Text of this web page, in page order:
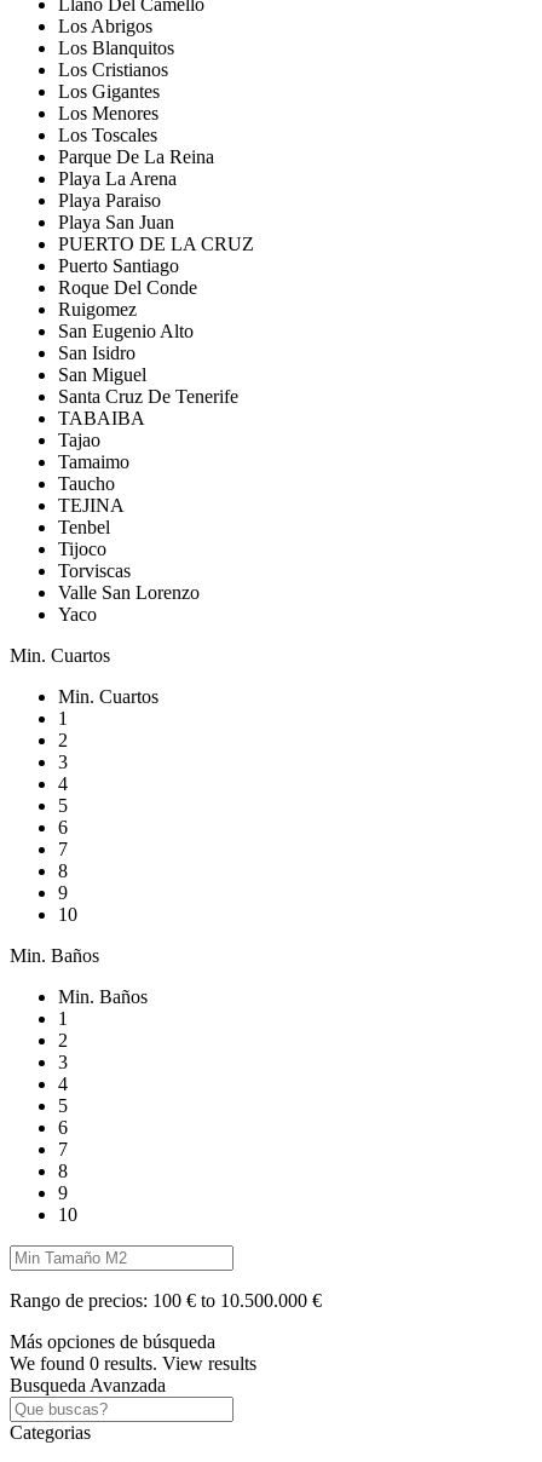
Llano Del Camello
Los Abrigos
Los Blanquitos
Los Cristianos
Los Gigantes
Los Menores
Los Toscales
Parque De La Reina
Playa La Arena
Playa Paraiso
Playa San Juan
PUERTO DE LA CRUZ
Puerto Santiago
Roque Del Conde
Ruigomez
San Eugenio Alto
San Isidro
San Miguel
Santa Cruz De Tenerife
TABAIBA
Tajao
Tamaimo
Taucho
TEJINA
Tenbel
Tijoco
Torviscas
Valle San Lorenzo
Yaco
Min. Cuartos
Min. Cuartos
1
2
3
4
5
6
7
8
9
10
Min. Baños
Min. Baños
1
2
3
4
5
6
7
8
9
10
Rango de precios: 100 € to 10.500.000 €
Más opciones de búsqueda
We found 0 results. View results
Busqueda Avanzada
Categorias